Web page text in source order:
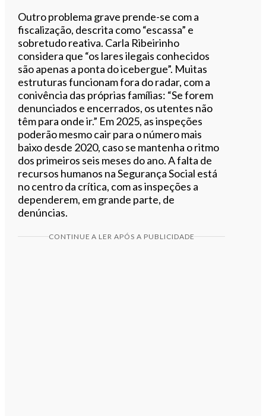
Outro problema grave prende-se com a
fiscalização, descrita como “escassa” e
sobretudo reativa. Carla Ribeirinho
considera que “os lares ilegais conhecidos
são apenas a ponta do icebergue”. Muitas
estruturas funcionam fora do radar, com a
conivência das próprias famílias: “Se forem
denunciados e encerrados, os utentes não
têm para onde ir.” Em 2025, as inspeções
poderão mesmo cair para o número mais
baixo desde 2020, caso se mantenha o ritmo
dos primeiros seis meses do ano. A falta de
recursos humanos na Segurança Social está
no centro da crítica, com as inspeções a
dependerem, em grande parte, de
denúncias.
CONTINUE A LER APÓS A PUBLICIDADE